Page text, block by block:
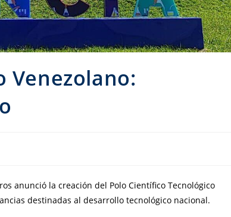
Venezolano:
anunció la creación del Polo Científico Tecnológico
destinadas al desarrollo tecnológico nacional.